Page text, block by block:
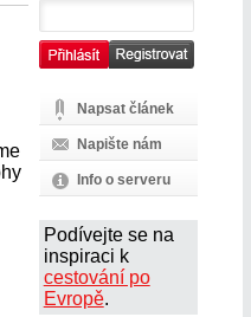
Napsat článek
Napište nám
Info o serveru
Podívejte se na
inspiraci k
cestování po
Evropě.